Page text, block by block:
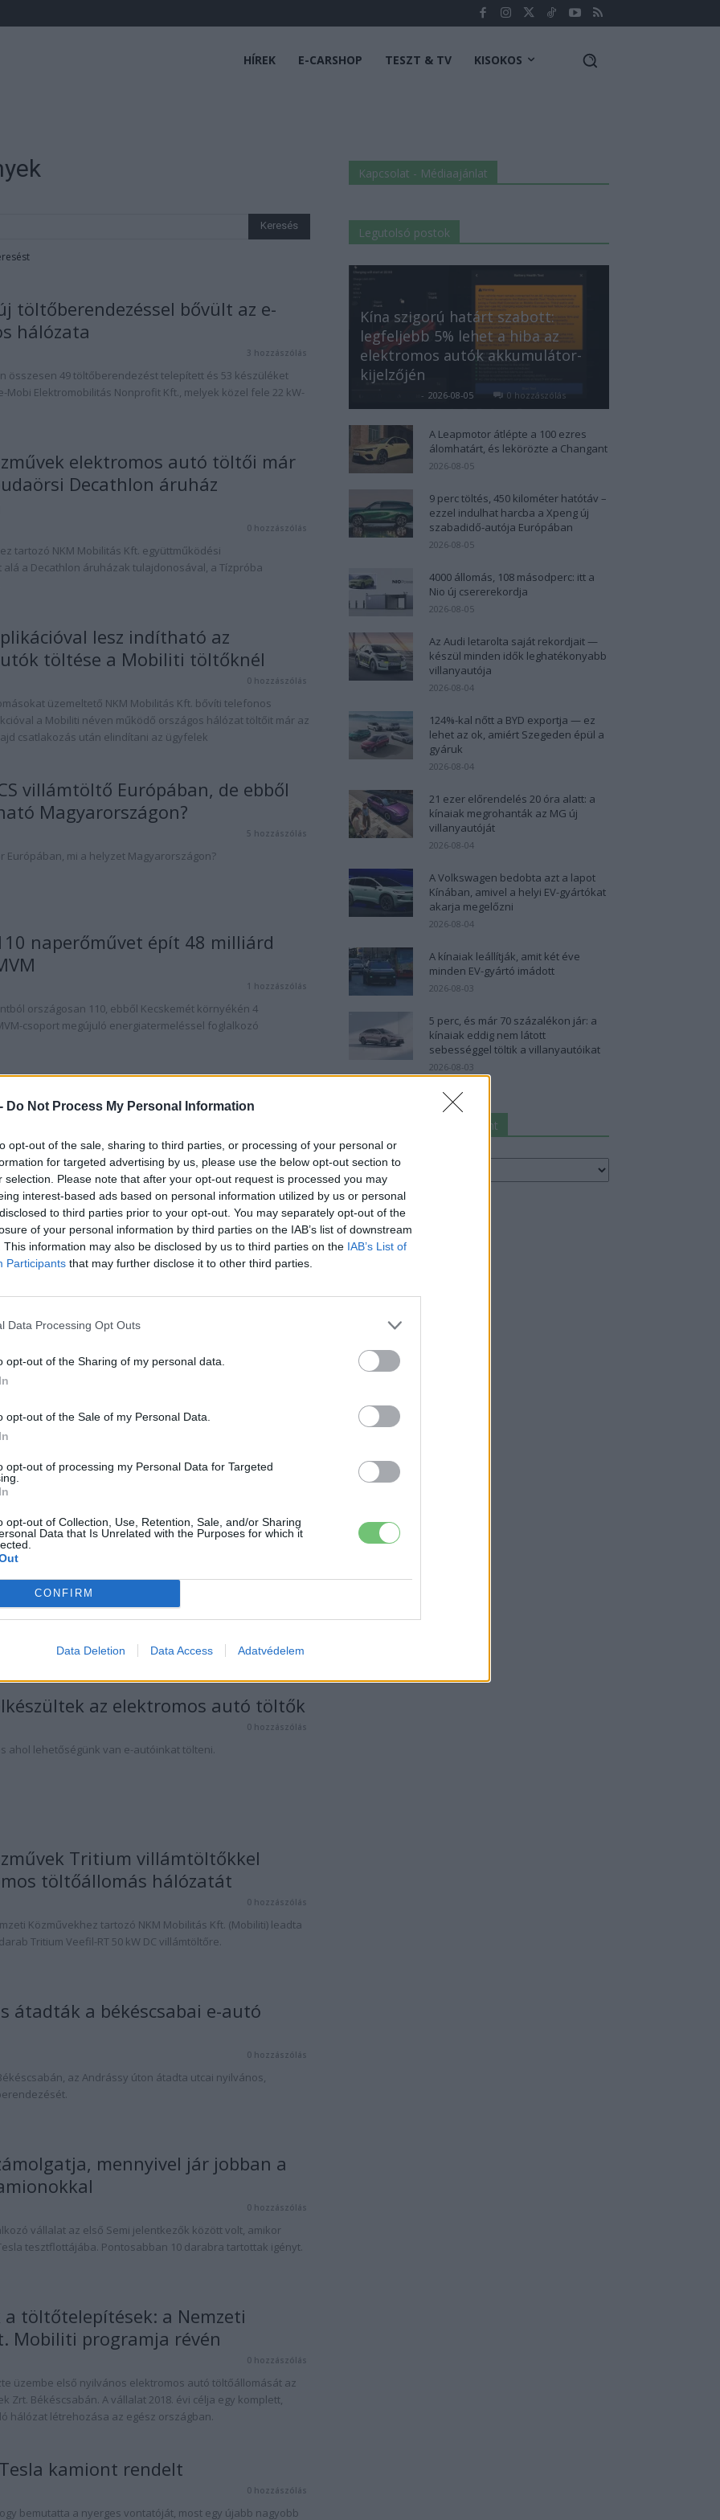
Do Not Process My Personal Information
opt-out of the sale, sharing to third parties, or processing of your personal or
for targeted advertising by us, please use the below opt-out section to
selection. Please note that after your opt-out request is processed you may
interest-based ads based on personal information utilized by us or personal
to third parties prior to your opt-out. You may separately opt-out of the
of your personal information by third parties on the IAB’s list of downstream
This information may also be disclosed by us to third parties on the IAB’s List of
Participants that may further disclose it to other third parties.
Data Processing Opt Outs
opt-out of the Sharing of my personal data.
opt-out of the Sale of my Personal Data.
opt-out of processing my Personal Data for Targeted
opt-out of Collection, Use, Retention, Sale, and/or Sharing
Data that Is Unrelated with the Purposes for which it
CONFIRM
Data Deletion Data Access Adatvédelem
HÍREK E-CARSHOP TESZT & TV KISOKOS
töltőberendezéssel bővült az e-
hálózata
3 hozzászólás
összesen 49 töltőberendezést telepített és 53 készüléket
Mobi Elektromobilitás Nonprofit Kft., melyek közel fele 22 kW-
elektromos autó töltői már
Decathlon áruház
0 hozzászólás
tartozó NKM Mobilitás Kft. együttműködési
a Decathlon áruházak tulajdonosával, a Tízpróba
lesz indítható az
töltése a Mobiliti töltőknél
0 hozzászólás
üzemeltető NKM Mobilitás Kft. bővíti telefonos
a Mobiliti néven működő országos hálózat töltőit már az
csatlakozás után elindítani az ügyfelek
villámtöltő Európában, de ebből
Magyarországon?
5 hozzászólás
Európában, mi a helyzet Magyarországon?
naperőművet épít 48 milliárd
1 hozzászólás
országosan 110, ebből Kecskemét környékén 4
csoport megújuló energiatermeléssel foglalkozó
telepít a Bács-Kiskun megyei Kecelen és a Csongrád megyei
tartozó NKM Áramhálózati Kft.
legnagyobb elektromos
avatták fel Zalában
szerdán a Zala megyei Sormáson
elektromos autó töltőket, illetve kell-e érte fizetni.
autó töltők használata
elektromos autó töltőket, illetve kell-e érte fizetni.
az elektromos autó töltők
0 hozzászólás
ahol lehetőségünk van e-autóinkat tölteni.
Tritium villámtöltőkkel
töltőállomás hálózatát
0 hozzászólás
Közművekhez tartozó NKM Mobilitás Kft. (Mobiliti) leadta
Tritium Veefil-RT 50 kW DC villámtöltőre.
átadták a békéscsabai e-autó
0 hozzászólás
az Andrássy úton átadta utcai nyilvános,
mennyivel jár jobban a
0 hozzászólás
vállalat az első Semi jelentkezők között volt, amikor
tesztflottájába. Pontosabban 10 darabra tartottak igényt.
töltőtelepítések: a Nemzeti
Mobiliti programja révén
0 hozzászólás
üzembe első nyilvános elektromos autó töltőállomását az
Zrt. Békéscsabán. A vállalat 2018. évi célja egy komplett,
hálózat létrehozása az egész országban.
kamiont rendelt
0 hozzászólás
bemutatta a nyerges vontatóját, most egy újabb nagyobb
Kapcsolat - Médiaajánlat
Legutolsó postok
Kína szigorú határt szabott:
legfeljebb 5% lehet a hiba az
elektromos autók akkumulátor-
kijelzőjén
- 2026-08-05 0 hozzászólás
A Leapmotor átlépte a 100 ezres
álomhatárt, és lekörözte a Changant
2026-08-05
9 perc töltés, 450 kilométer hatótáv –
ezzel indulhat harcba a Xpeng új
szabadidő-autója Európában
2026-08-05
4000 állomás, 108 másodperc: itt a
Nio új csererekordja
2026-08-05
Az Audi letarolta saját rekordjait —
készül minden idők leghatékonyabb
villanyautója
2026-08-04
124%-kal nőtt a BYD exportja — ez
lehet az ok, amiért Szegeden épül a
gyáruk
2026-08-04
21 ezer előrendelés 20 óra alatt: a
kínaiak megrohanták az MG új
villanyautóját
2026-08-04
A Volkswagen bedobta azt a lapot
Kínában, amivel a helyi EV-gyártókat
akarja megelőzni
2026-08-04
A kínaiak leállítják, amit két éve
minden EV-gyártó imádott
2026-08-03
5 perc, és már 70 százalékon jár: a
kínaiak eddig nem látott
sebességgel töltik a villanyautóikat
2026-08-03
Keresés autómárka szerint
Keresés
szerint